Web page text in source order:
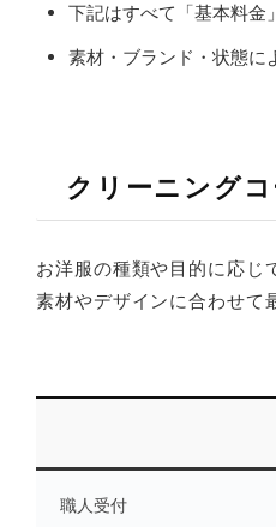
下記はすべて「基本料金
素材・ブランド・状態に
クリーニング
お洋服の種類や目的に応じ
素材やデザインに合わせて
職人受付